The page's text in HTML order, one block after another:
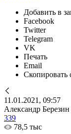
Добавить в
Facebook
Twitter
Telegram
VK
Печать
Email
Скопировать
11.01.2021, 09:57
Александр Березин
339
78,5 тыс